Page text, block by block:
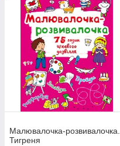
Малювалочка-розвивалочка.
Тигреня